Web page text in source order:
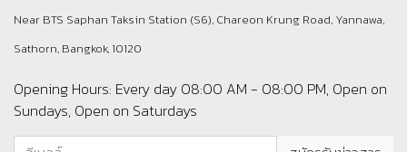
Near BTS Saphan Taksin Station (S6), Chareon Krung Road, Yannawa,
Sathorn, Bangkok, 10120
Opening Hours: Every day 08:00 AM - 08:00 PM, Open on
Sundays, Open on Saturdays